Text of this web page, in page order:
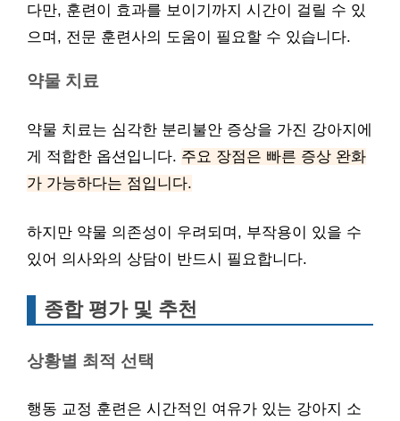
다만, 훈련이 효과를 보이기까지 시간이 걸릴 수 있
으며, 전문 훈련사의 도움이 필요할 수 있습니다.
약물 치료
약물 치료는 심각한 분리불안 증상을 가진 강아지에
게 적합한 옵션입니다. 주요 장점은 빠른 증상 완화
가 가능하다는 점입니다.
하지만 약물 의존성이 우려되며, 부작용이 있을 수
있어 의사와의 상담이 반드시 필요합니다.
종합 평가 및 추천
상황별 최적 선택
행동 교정 훈련은 시간적인 여유가 있는 강아지 소